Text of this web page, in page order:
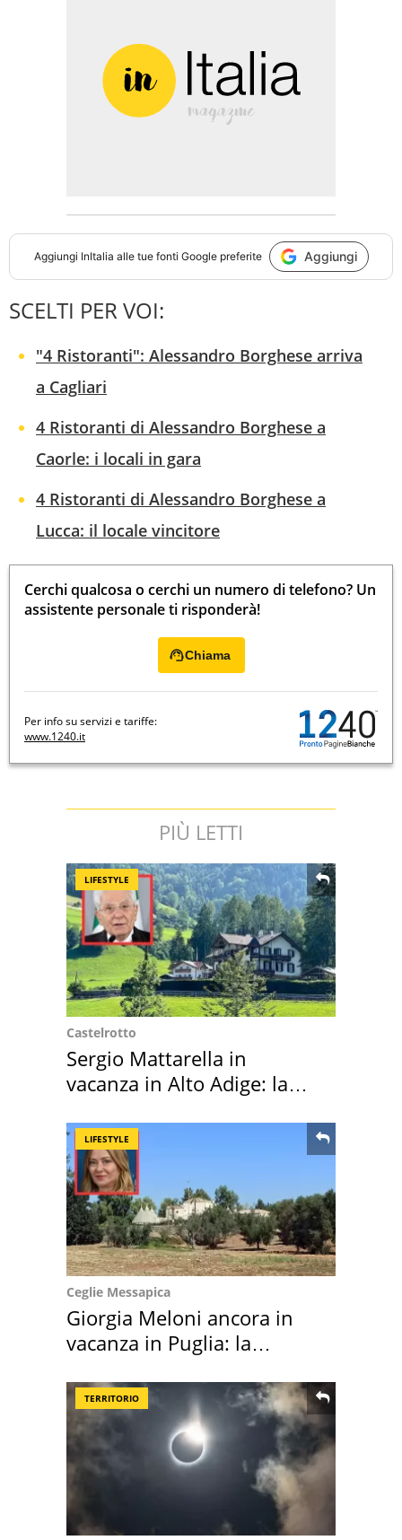
Aggiungi InItalia alle tue fonti Google preferite Aggiungi
SCELTI PER VOI:
"4 Ristoranti": Alessandro Borghese arriva
a Cagliari
4 Ristoranti di Alessandro Borghese a
Caorle: i locali in gara
4 Ristoranti di Alessandro Borghese a
Lucca: il locale vincitore
Cerchi qualcosa o cerchi un numero di telefono? Un
assistente personale ti risponderà!
Chiama
Per info su servizi e tariffe:
www.1240.it
PIÙ LETTI
LIFESTYLE
Castelrotto
Sergio Mattarella in
vacanza in Alto Adige: la
LIFESTYLE
Ceglie Messapica
Giorgia Meloni ancora in
vacanza in Puglia: la
TERRITORIO